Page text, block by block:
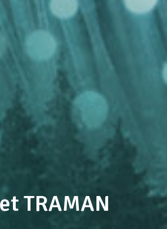
TRAMAN